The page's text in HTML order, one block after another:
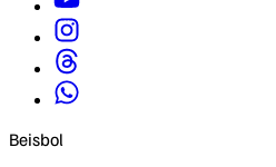
Beisbol